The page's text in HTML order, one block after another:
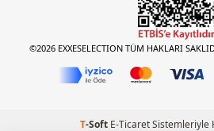
©2026 EXXESELECTION TÜM HAKLARI
T-Soft E-TicaretSistemleriyle